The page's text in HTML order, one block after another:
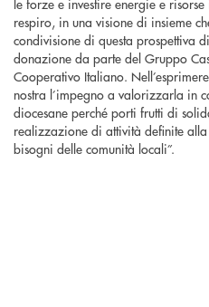
le forze e investire energie e
respiro, in una visione di insieme
condivisione di questa prospettiva
donazione da parte del Gruppo
Cooperativo Italiano.
nostra l’impegno a valorizzarla in
diocesane perché porti frutti di
realizzazione di attività definite
bisogni delle comunità locali”.